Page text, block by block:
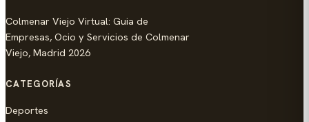
Colmenar Viejo Virtual: Guia de
Empresas, Ocio y Servicios de Colmenar
Viejo, Madrid 2026
CATEGORÍAS
Deportes